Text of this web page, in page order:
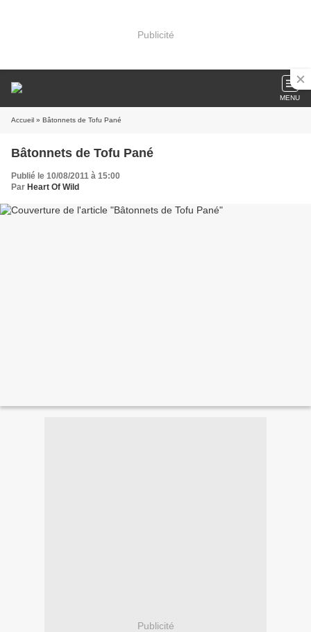
Publicité
MENU
Accueil » Bâtonnets de Tofu Pané
Bâtonnets de Tofu Pané
Publié le 10/08/2011 à 15:00
Par Heart Of Wild
Publicité